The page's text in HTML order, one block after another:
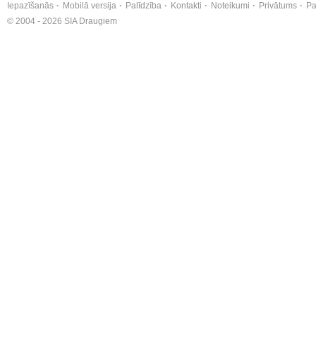
Iepazīšanās Mobilā versija Palīdzība Kontakti Noteikumi Privātums
© 2004 - 2026 SIA Draugiem